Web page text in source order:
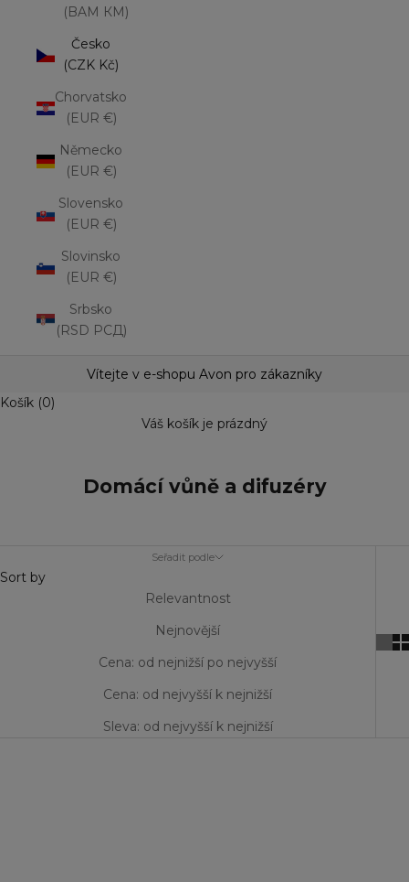
(BAM КМ)
Česko
(CZK Kč)
Chorvatsko
(EUR €)
Německo
(EUR €)
Slovensko
(EUR €)
Slovinsko
(EUR €)
Srbsko
(RSD РСД)
Vítejte v e-shopu Avon pro zákazníky
Košík (0)
Váš košík je prázdný
Domácí vůně a difuzéry
Seřadit podle
Sort by
Relevantnost
Nejnovější
Cena: od nejnižší po nejvyšší
Cena: od nejvyšší k nejnižší
Sleva: od nejvyšší k nejnižší